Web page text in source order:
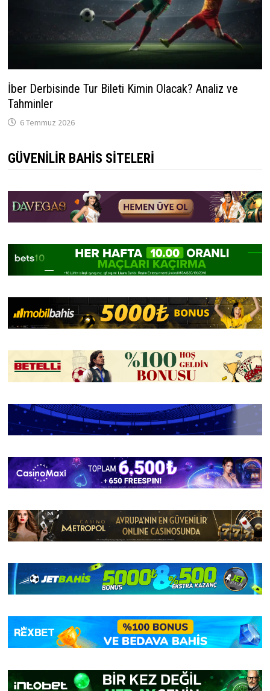
İber Derbisinde Tur Bileti Kimin Olacak? Analiz ve
Tahminler
6 Temmuz 2026
GÜVENILIR BAHIS SITELERI